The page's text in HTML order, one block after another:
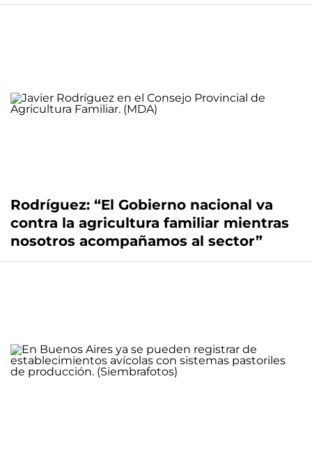
Rodríguez: “El Gobierno nacional va
contra la agricultura familiar mientras
nosotros acompañamos al sector”